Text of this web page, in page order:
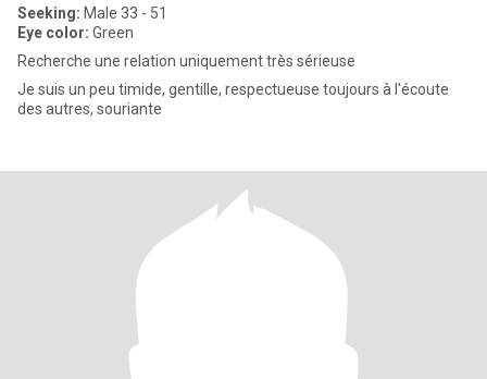
Seeking: Male 33 - 51
Eye color: Green
Recherche une relation uniquement très sérieuse
Je suis un peu timide, gentille, respectueuse toujours à l'écoute
des autres, souriante